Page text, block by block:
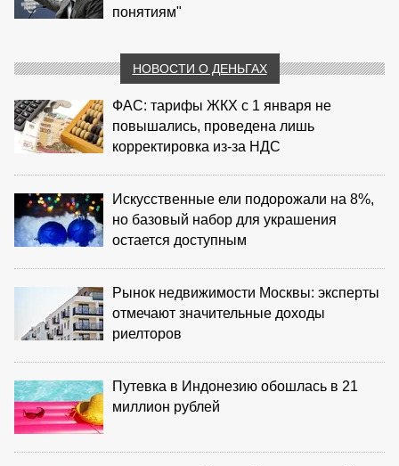
понятиям"
НОВОСТИ О ДЕНЬГАХ
ФАС: тарифы ЖКХ с 1 января не
повышались, проведена лишь
корректировка из‑за НДС
Искусственные ели подорожали на 8%,
но базовый набор для украшения
остается доступным
Рынок недвижимости Москвы: эксперты
отмечают значительные доходы
риелторов
Путевка в Индонезию обошлась в 21
миллион рублей